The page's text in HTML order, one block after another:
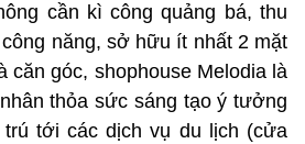
cần kì công quảng bá, thu
năng, sở hữu ít nhất 2 mặt
căn góc, shophouse Melodia là
thỏa sức sáng tạo ý tưởng
tới các dịch vụ du lịch (cửa